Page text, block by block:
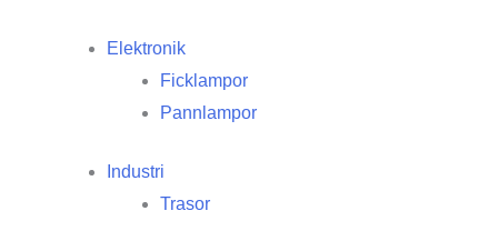
Elektronik
Ficklampor
Pannlampor
Industri
Trasor